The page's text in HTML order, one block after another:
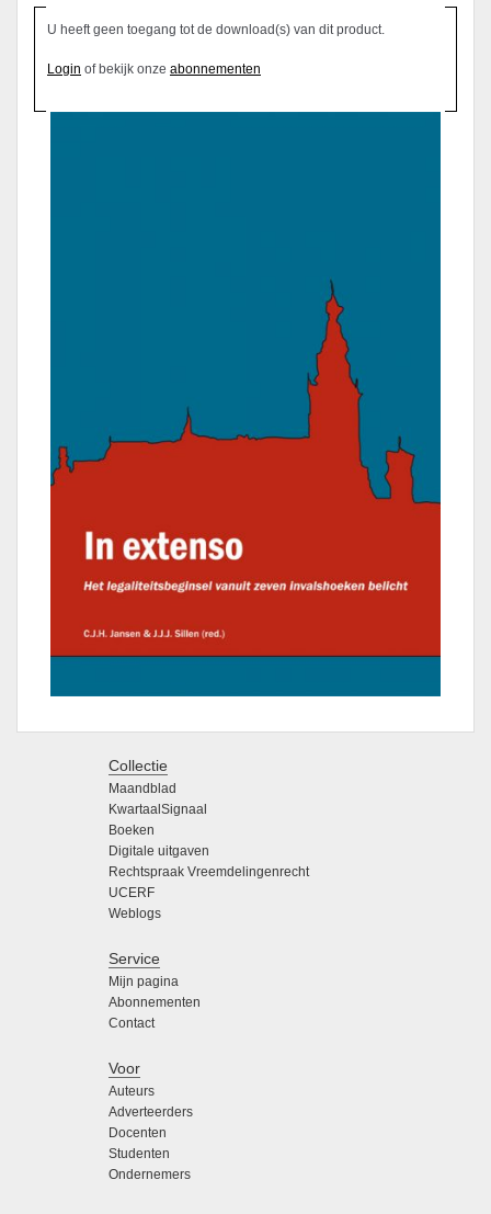
U heeft geen toegang tot de download(s) van dit product.
Login of bekijk onze abonnementen
Collectie
Maandblad
KwartaalSignaal
Boeken
Digitale uitgaven
Rechtspraak Vreemdelingenrecht
UCERF
Weblogs
Service
Mijn pagina
Abonnementen
Contact
Voor
Auteurs
Adverteerders
Docenten
Studenten
Ondernemers